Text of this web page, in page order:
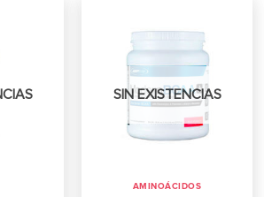
SIN EXISTENCIAS
AMINOÁCIDOS